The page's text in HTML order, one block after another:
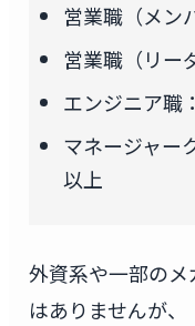
営業職（メン
営業職（リー
エンジニア職
マネージャー
以上
外資系や一部の
はありませんが